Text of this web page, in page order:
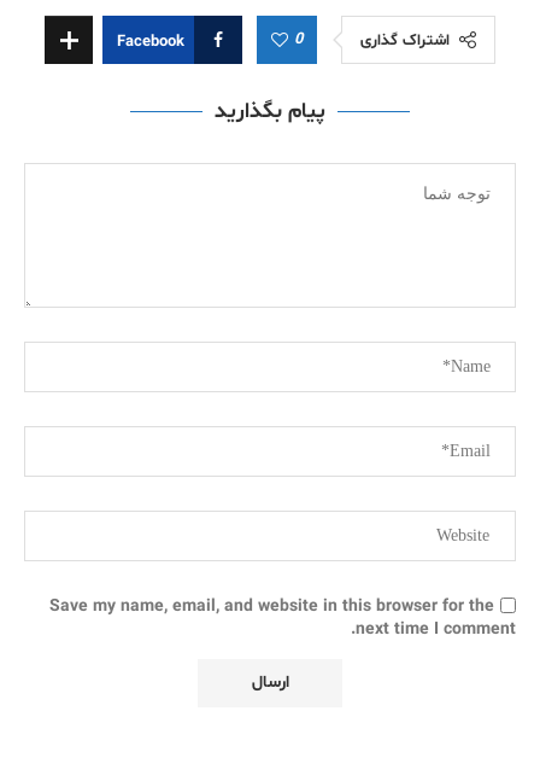
اشتراک گذاری 0
Facebook
پیام بگذارید
Save my name, email, and website in this browser for the
next time I comment.